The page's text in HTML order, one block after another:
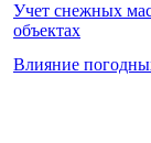
Учет снежных
объектах
Влияние